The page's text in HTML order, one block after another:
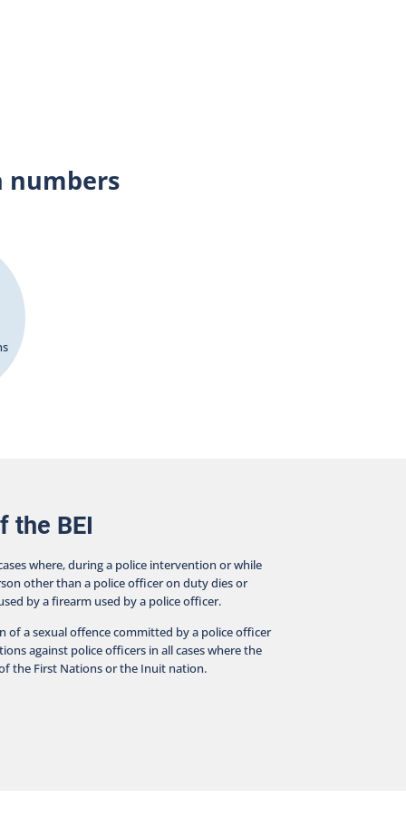
numbers
the BEI
where, during a police intervention or while
other than a police officer on duty dies or
by a firearm used by a police officer.
of a sexual offence committed by a police officer
against police officers in all cases where the
the First Nations or the Inuit nation.